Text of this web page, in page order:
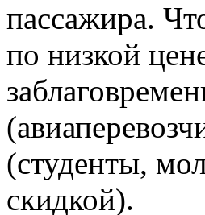
пассажира.
по низкой
(студенты,
скидкой).